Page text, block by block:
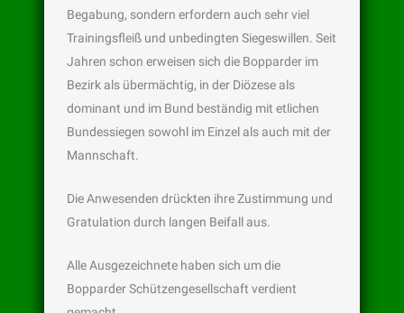
Begabung, sondern erfordern auch sehr viel
Trainingsfleiß und unbedingten Siegeswillen. Seit
Jahren schon erweisen sich die Bopparder im
Bezirk als übermächtig, in der Diözese als
dominant und im Bund beständig mit etlichen
Bundessiegen sowohl im Einzel als auch mit der
Mannschaft.
Die Anwesenden drückten ihre Zustimmung und
Gratulation durch langen Beifall aus.
Alle Ausgezeichnete haben sich um die
Bopparder Schützengesellschaft verdient